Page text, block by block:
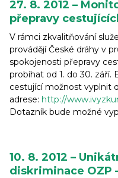
27. 8. 2012 –
přepravy
V rámci zkvalitňování
provádějí České dráhy v
spokojenosti přepravy
probíhat od 1. do 30.
cestující možnost vyplnit
adrese: http://
Dotazník bude možné
10. 8. 2012 –
diskriminace OZP